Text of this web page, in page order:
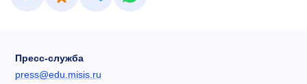
Пресс-служба
press@edu.misis.ru